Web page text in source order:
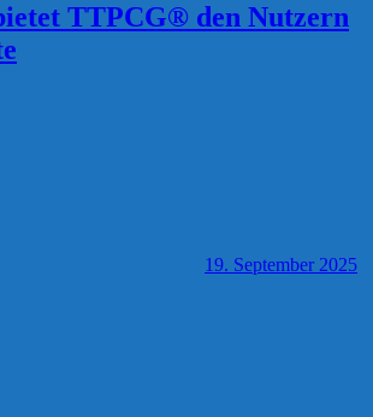
TTPCG® den Nutzern
19. September 2025